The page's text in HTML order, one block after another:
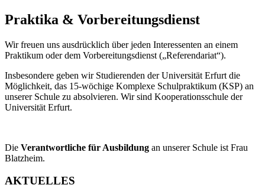
Praktika & Vorbereitungsdienst
Wir freuen uns ausdrücklich über jeden Interessenten an einem
Praktikum oder dem Vorbereitungsdienst („Referendariat“).
Insbesondere geben wir Studierenden der Universität Erfurt die
Möglichkeit, das 15-wöchige Komplexe Schulpraktikum (KSP) an
unserer Schule zu absolvieren. Wir sind Kooperationsschule der
Universität Erfurt.
Die Verantwortliche für Ausbildung an unserer Schule ist Frau
Blatzheim.
AKTUELLES